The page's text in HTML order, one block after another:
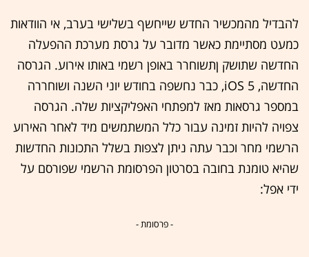
להבדיל מהמכשיר החדש שייחשף בשלישי בערב, אי הוודאות
כמעט מסתיימת כאשר מדובר על גרסת מערכת ההפעלה
החדשה שתושק ןתשוחרר באופן רשמי באותו אירוע. הגרסה
החדשה, iOS 5, כבר נחשפה בחודש יוני השנה ושוחררה
במספר גרסאות מאז למפתחי האפליקציות שלה. הגרסה
צפויה להיות זמינה עבור כלל המשתמשים מיד לאחר האירוע
הרשמי מחר וכבר עתה ניתן לצפות בשלל התכונות החדשות
שהיא טומנת בחובה בסרטון הפרסומת הרשמי שפורסם על
ידי אפל:
- פרסומת -